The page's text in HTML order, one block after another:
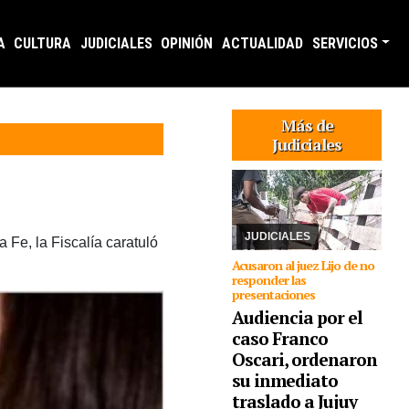
CULTURA JUDICIALES OPINIÓN ACTUALIDAD SERVICIOS
Fe, la Fiscalía caratuló
Más de
Judiciales
JUDICIALES
Acusaron al juez Lijo de no
responder las
presentaciones
Audiencia por el
caso Franco
Oscari, ordenaron
su inmediato
traslado a Jujuy
campesino oriundo de
Palma Sola continuaba
juez federal, Esteban
Hansen convocó a la
comparecencia de
forma virtual a ...
18/06/2026
El proceso